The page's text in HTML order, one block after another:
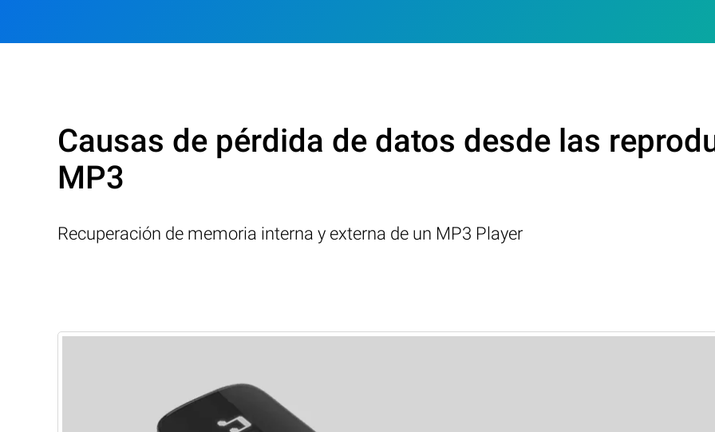
Causas de pérdida de datos desde las
MP3
Recuperación de memoria interna y externa de un MP3 Player